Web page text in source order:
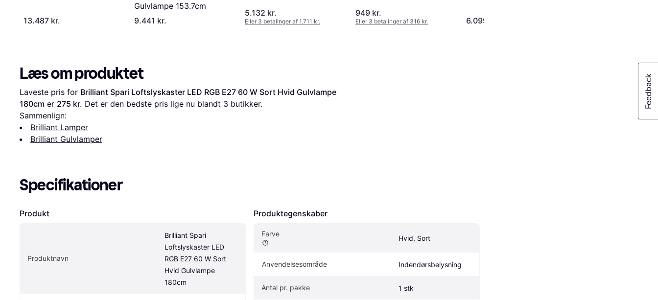
13.487 kr.
Gulvlampe 153.7cm
9.441 kr.
5.132 kr.
Eller 3 betalinger af 1.711 kr.
949 kr.
Eller 3 betalinger af 316 kr. 6.099 kr.
Læs om produktet
Laveste pris for Brilliant Spari Loftslyskaster LED RGB E27 60 W Sort Hvid Gulvlampe
180cm er 275 kr. Det er den bedste pris lige nu blandt 3 butikker.
Sammenlign:
Brilliant Lamper
Brilliant Gulvlamper
Specifikationer
Produkt
Produktnavn
Brilliant Spari
Loftslyskaster LED
RGB E27 60 W Sort
Hvid Gulvlampe
180cm
Produktegenskaber
Farve
Hvid, Sort
Anvendelsesområde Indendørsbelysning
Antal pr. pakke 1 stk